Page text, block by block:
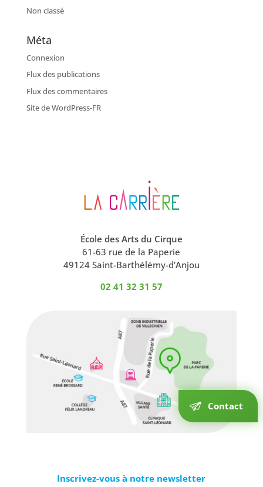
Non classé
Méta
Connexion
Flux des publications
Flux des commentaires
Site de WordPress-FR
École des Arts du Cirque
61-63 rue de la Paperie
49124 Saint-Barthélémy-d’Anjou
02 41 32 31 57
Contact
Inscrivez-vous à notre newsletter